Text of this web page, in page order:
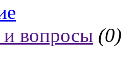
вопросы (0)